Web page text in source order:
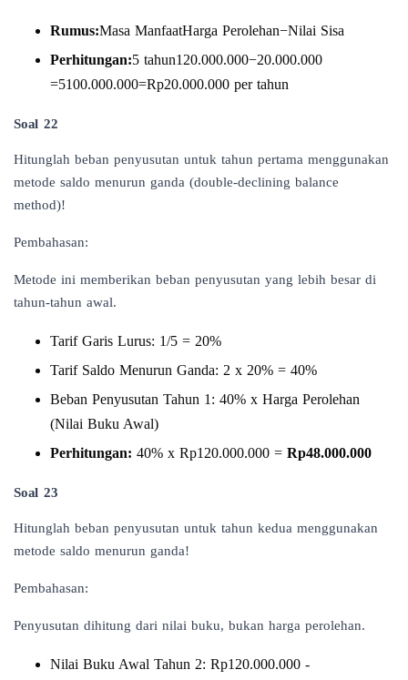
Rumus:Masa ManfaatHarga Perolehan−Nilai Sisa​
Perhitungan:5 tahun120.000.000−20.000.000​
=5100.000.000​=Rp20.000.000 per tahun
Soal 22
Hitunglah beban penyusutan untuk tahun pertama menggunakan
metode saldo menurun ganda (double-declining balance
method)!
Pembahasan:
Metode ini memberikan beban penyusutan yang lebih besar di
tahun-tahun awal.
Tarif Garis Lurus: 1/5 = 20%
Tarif Saldo Menurun Ganda: 2 x 20% = 40%
Beban Penyusutan Tahun 1: 40% x Harga Perolehan
(Nilai Buku Awal)
Perhitungan: 40% x Rp120.000.000 = Rp48.000.000
Soal 23
Hitunglah beban penyusutan untuk tahun kedua menggunakan
metode saldo menurun ganda!
Pembahasan:
Penyusutan dihitung dari nilai buku, bukan harga perolehan.
Nilai Buku Awal Tahun 2: Rp120.000.000 -